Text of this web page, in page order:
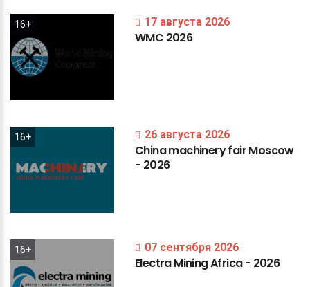
16+ 17 августа 2026
WMC 2026
16+ 26 августа 2026
ChinamachineryfairMoscow
- 2026
16+ 07 сентября 2026
ElectraMiningAfrica- 2026